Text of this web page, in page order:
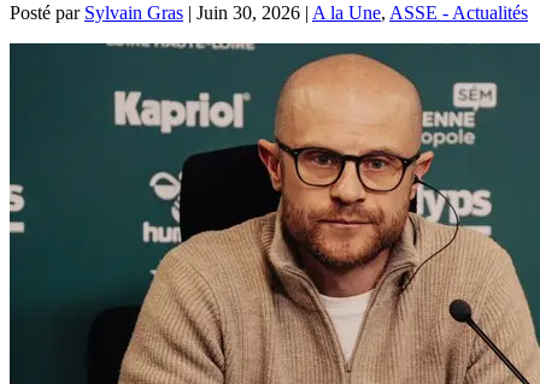
Posté par Sylvain Gras | Juin 30, 2026 | A la Une, ASSE - Actualités